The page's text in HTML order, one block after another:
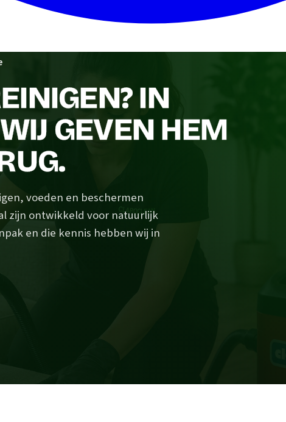
IN
GEVEN HEM
voeden en beschermen
zijn ontwikkeld voor natuurlijk
en die kennis hebben wij in